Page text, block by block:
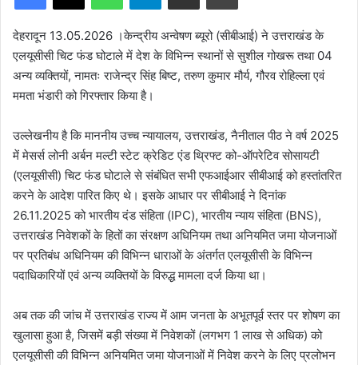
d
a
देहरादून 13.05.2026 ।केन्द्रीय अन्वेषण ब्यूरो (सीबीआई) ने उत्तराखंड के
एलयूसीसी चिट फंड घोटाले में देश के विभिन्न स्थानों से सुशील गोखरू तथा 04
अन्य व्यक्तियों, नामतः राजेन्द्र सिंह बिष्ट, तरुण कुमार मौर्य, गौरव रोहिल्ला एवं
ममता भंडारी को गिरफ्तार किया है।
उल्लेखनीय है कि माननीय उच्च न्यायालय, उत्तराखंड, नैनीताल पीठ ने वर्ष 2025
में मेसर्स लोनी अर्बन मल्टी स्टेट क्रेडिट एंड थ्रिफ्ट को-ऑपरेटिव सोसायटी
(एलयूसीसी) चिट फंड घोटाले से संबंधित सभी एफआईआर सीबीआई को हस्तांतरित
करने के आदेश पारित किए थे। इसके आधार पर सीबीआई ने दिनांक
26.11.2025 को भारतीय दंड संहिता (IPC), भारतीय न्याय संहिता (BNS),
उत्तराखंड निवेशकों के हितों का संरक्षण अधिनियम तथा अनियमित जमा योजनाओं
पर प्रतिबंध अधिनियम की विभिन्न धाराओं के अंतर्गत एलयूसीसी के विभिन्न
पदाधिकारियों एवं अन्य व्यक्तियों के विरुद्ध मामला दर्ज किया था।
अब तक की जांच में उत्तराखंड राज्य में आम जनता के अभूतपूर्व स्तर पर शोषण का
खुलासा हुआ है, जिसमें बड़ी संख्या में निवेशकों (लगभग 1 लाख से अधिक) को
एलयूसीसी की विभिन्न अनियमित जमा योजनाओं में निवेश करने के लिए प्रलोभन